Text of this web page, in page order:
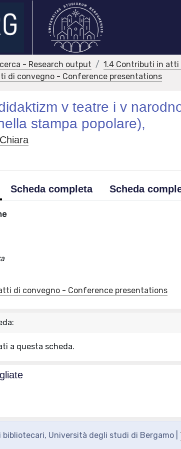
- Research output
1.4 Contributi in
di convegno - Conference presentations
v teatre i v
stampa popolare),
Scheda completa Scheda
di convegno - Conference presentations
a questa scheda.
Università degli studi di Bergamo |